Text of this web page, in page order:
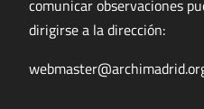
comunicar observaciones
dirigirse a la dirección: